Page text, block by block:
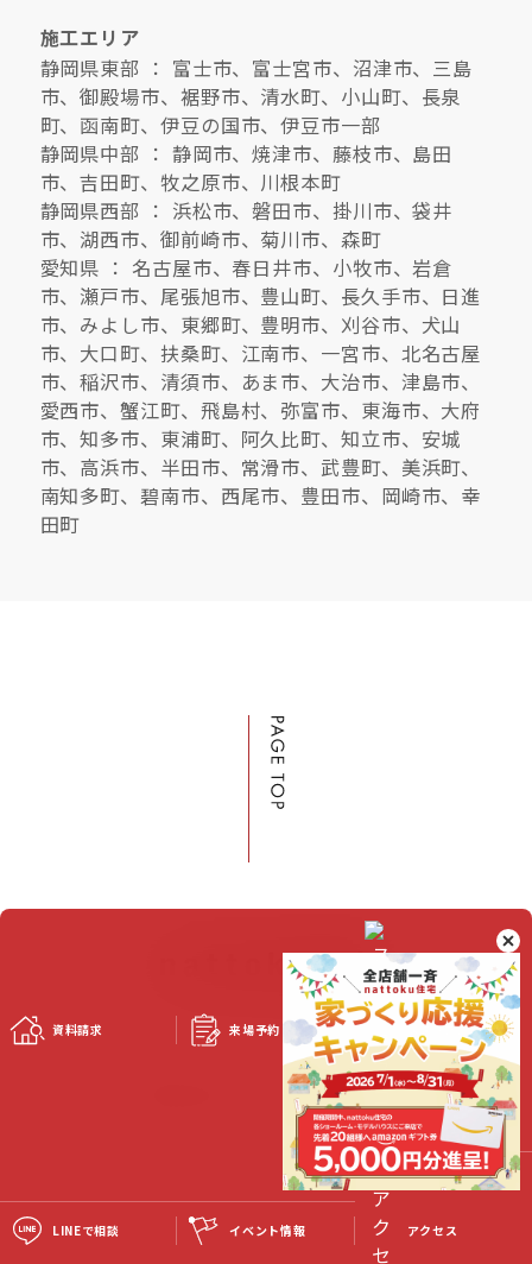
施工エリア
静岡県東部 ： 富士市、富士宮市、沼津市、三島
市、御殿場市、裾野市、清水町、小山町、長泉
町、函南町、伊豆の国市、伊豆市一部
静岡県中部 ： 静岡市、焼津市、藤枝市、島田
市、吉田町、牧之原市、川根本町
静岡県西部 ： 浜松市、磐田市、掛川市、袋井
市、湖西市、御前崎市、菊川市、森町
愛知県 ： 名古屋市、春日井市、小牧市、岩倉
市、瀬戸市、尾張旭市、豊山町、長久手市、日進
市、みよし市、東郷町、豊明市、刈谷市、犬山
市、大口町、扶桑町、江南市、一宮市、北名古屋
市、稲沢市、清須市、あま市、大治市、津島市、
愛西市、蟹江町、飛島村、弥富市、東海市、大府
市、知多市、東浦町、阿久比町、知立市、安城
市、高浜市、半田市、常滑市、武豊町、美浜町、
南知多町、碧南市、西尾市、豊田市、岡崎市、幸
田町
©2023 Nattoku Jutaku Kobo Co., Ltd.
資料請求 来場予約 スタッフブログ
LINEで相談 イベント情報 アクセス